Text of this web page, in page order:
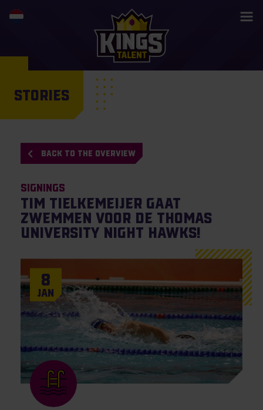
STORIES
BACK TO THE OVERVIEW
Signings
Tim Tielkemeijer gaat
zwemmen voor de Thomas
University Night Hawks!
8
Jan